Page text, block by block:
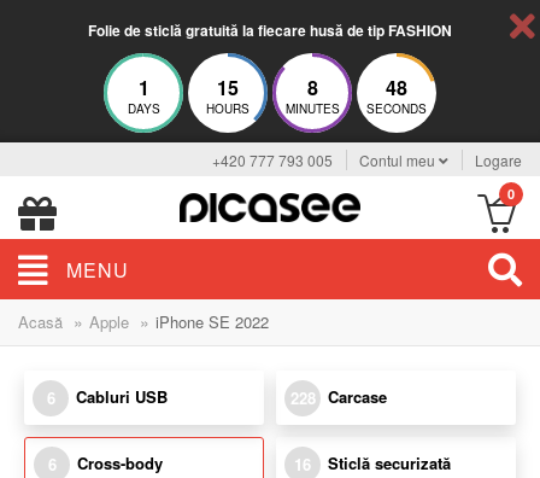
Folie de sticlă gratuită la fiecare husă de tip FASHION
1
DAYS
15
HOURS
8
MINUTES
47
SECONDS
+420 777 793 005 Contul meu Logare
0
MENU
Acasă » Apple » iPhone SE 2022
6 Cabluri USB 228 Carcase
6 Cross-body 16 Sticlă securizată